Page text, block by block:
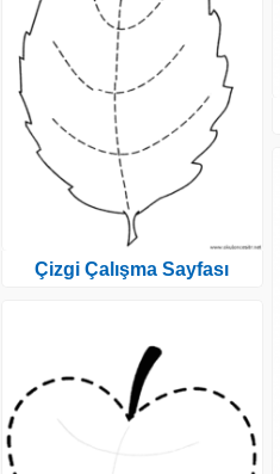
Çizgi Çalışma Sayfası